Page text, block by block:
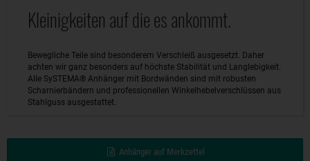
Kleinigkeiten auf die es ankommt.
Bewegliche Teile sind besonderem Verschleiß ausgesetzt. Daher
achten wir ganz besonders auf höchste Stabilität und Langlebigkeit.
Alle SySTEMA® Anhänger mit Bordwänden sind mit robusten
Scharnierbändern und professionellen Winkelhebelverschlüssen aus
Stahlguss ausgestattet.
Anhänger auf Merkzettel